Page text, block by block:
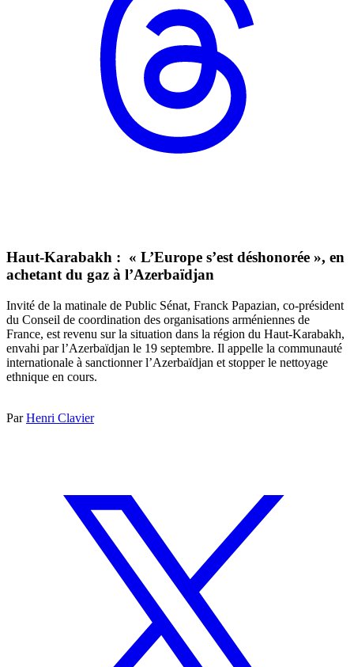
Haut-Karabakh : « L’Europe s’est déshonorée », en
achetant du gaz à l’Azerbaïdjan
Invité de la matinale de Public Sénat, Franck Papazian, co-président
du Conseil de coordination des organisations arméniennes de
France, est revenu sur la situation dans la région du Haut-Karabakh,
envahi par l’Azerbaïdjan le 19 septembre. Il appelle la communauté
internationale à sanctionner l’Azerbaïdjan et stopper le nettoyage
ethnique en cours.
ParHenri Clavier